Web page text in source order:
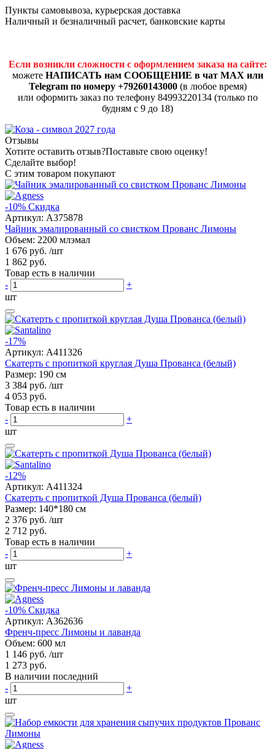
Пункты самовывоза, курьерская доставка
Наличный и безналичный расчет, банковские карты
Если возникли сложности с оформлением заказа на сайте:
можете НАПИСАТЬ нам СООБЩЕНИЕ в чат MAX или
Telegram по номеру +79260143000(в любое время)
или оформить заказ по телефону 84993220134 (только по
будням с 9 до 18)
Отзывы
Хотите оставить отзыв?Поставьте свою оценку!
Сделайте выбор!
С этим товаром покупают
-10% Скидка
Артикул: A375878
Чайник эмалированный со свистком Прованс Лимоны
Объем: 2200 млэмал
1 676 руб. /шт
1 862 руб.
Товар есть в наличии
-
+
шт
-17%
Артикул: A411326
Скатерть с пропиткой круглая Душа Прованса (белый)
Размер: 190 см
3 384 руб. /шт
4 053 руб.
Товар есть в наличии
-
+
шт
-12%
Артикул: A411324
Скатерть с пропиткой Душа Прованса (белый)
Размер: 140*180 см
2 376 руб. /шт
2 712 руб.
Товар есть в наличии
-
+
шт
-10% Скидка
Артикул: A362636
Френч-пресс Лимоны и лаванда
Объем: 600 мл
1 146 руб. /шт
1 273 руб.
В наличии последний
-
+
шт